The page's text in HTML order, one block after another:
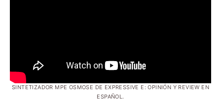
SINTETIZADOR MPE OSMOSE DE EXPRESSIVE E: OPINIÓN Y REVIEW EN
ESPAÑOL.